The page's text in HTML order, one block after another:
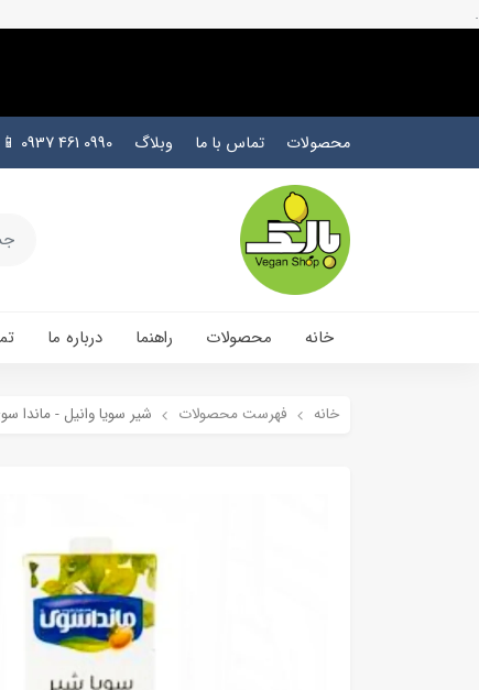
.
محصولات تماس با ما وبلاگ 0990 461 0937 📱
خانه محصولات راهنما درباره ما
خانه فهرست محصولات شیر سویا وانیل - ماندا